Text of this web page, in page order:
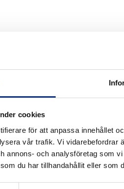
cookies
för att anpassa innehållet
vår trafik. Vi vidarebefordrar
annons- och analysföretag som
du har tillhandahållit eller